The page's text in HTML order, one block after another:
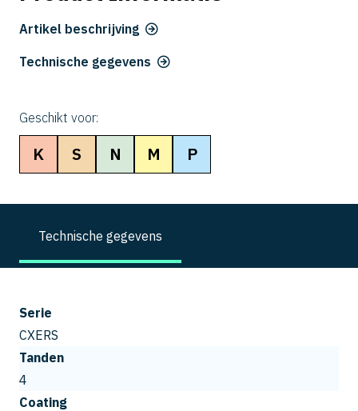
Artikel beschrijving
Technische gegevens
Geschikt voor:
K S N M P
Technische gegevens
Serie
CXERS
Tanden
4
Coating